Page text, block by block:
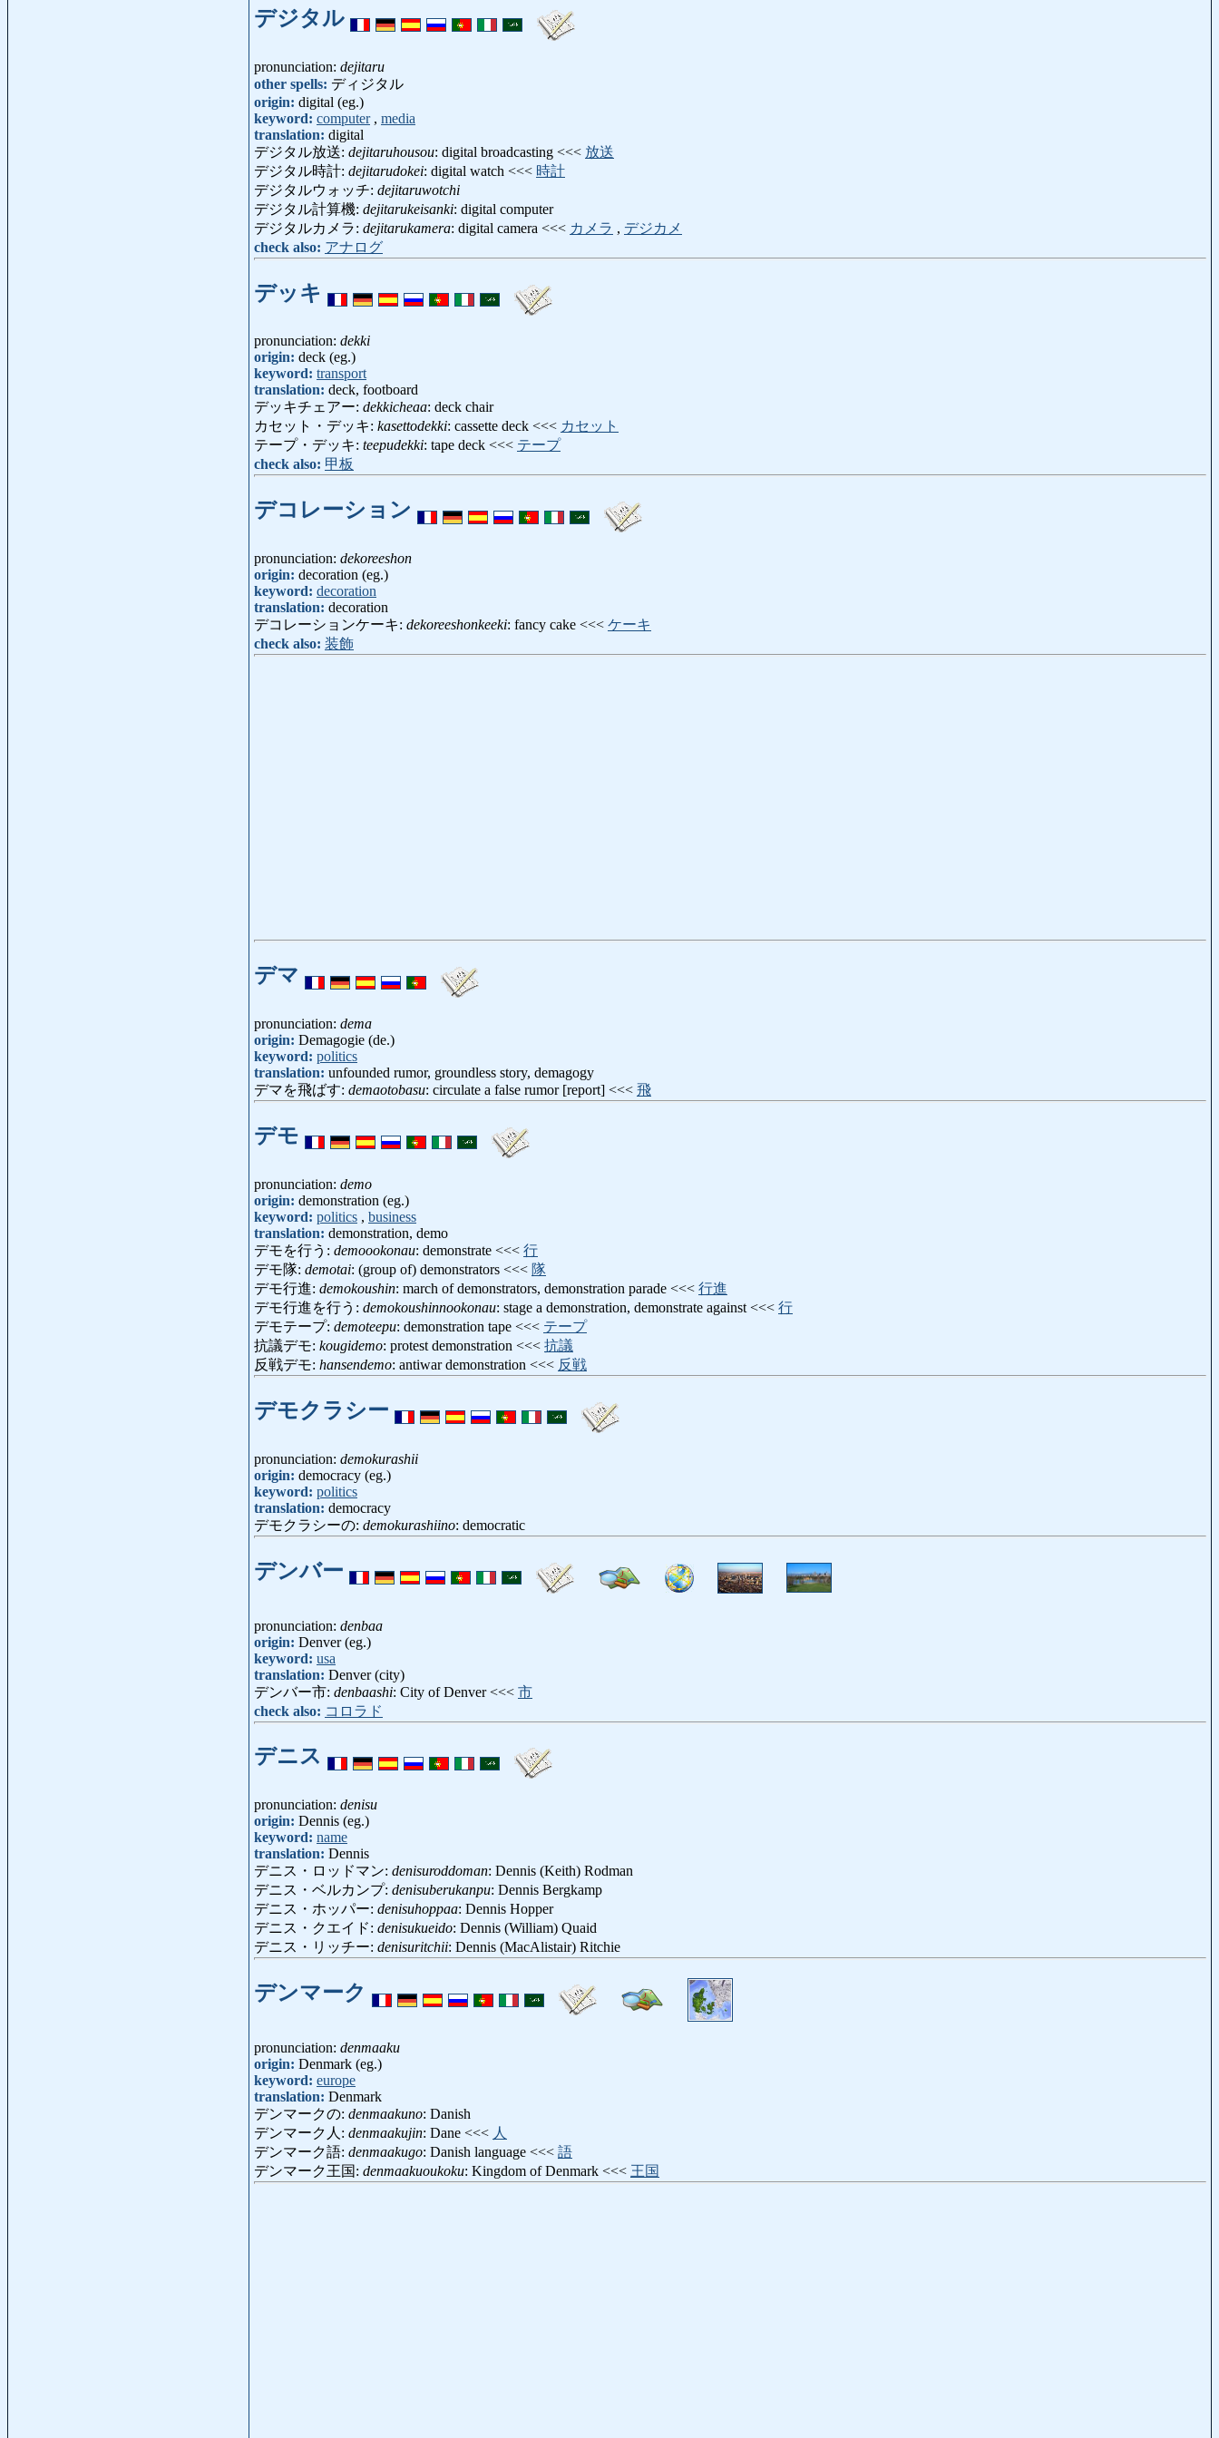
デジタル
pronunciation: dejitaru
other spells: ディジタル
origin: digital (eg.)
keyword: computer, media
translation: digital
デジタル放送: dejitaruhousou: digital broadcasting <<< 放送
デジタル時計: dejitarudokei: digital watch <<< 時計
デジタルウォッチ: dejitaruwotchi
デジタル計算機: dejitarukeisanki: digital computer
デジタルカメラ: dejitarukamera: digital camera <<< カメラ , デジカメ
check also: アナログ
デッキ
pronunciation: dekki
origin: deck (eg.)
keyword: transport
translation: deck, footboard
デッキチェアー: dekkicheaa: deck chair
カセット・デッキ: kasettodekki: cassette deck <<< カセット
テープ・デッキ: teepudekki: tape deck <<< テープ
check also: 甲板
デコレーション
pronunciation: dekoreeshon
origin: decoration (eg.)
keyword: decoration
translation: decoration
デコレーションケーキ: dekoreeshonkeeki: fancy cake <<< ケーキ
check also: 装飾
デマ
pronunciation: dema
origin: Demagogie (de.)
keyword: politics
translation: unfounded rumor, groundless story, demagogy
デマを飛ばす: demaotobasu: circulate a false rumor [report] <<< 飛
デモ
pronunciation: demo
origin: demonstration (eg.)
keyword: politics , business
translation: demonstration, demo
デモを行う: demoookonau: demonstrate <<< 行
デモ隊: demotai: (group of) demonstrators <<< 隊
デモ行進: demokoushin: march of demonstrators, demonstration parade <<< 行進
デモ行進を行う: demokoushinnookonau: stage a demonstration, demonstrate against <<< 行
デモテープ: demoteepu: demonstration tape <<< テープ
抗議デモ: kougidemo: protest demonstration <<< 抗議
反戦デモ: hansendemo: antiwar demonstration <<< 反戦
デモクラシー
pronunciation: demokurashii
origin: democracy (eg.)
keyword: politics
translation: democracy
デモクラシーの: demokurashiino: democratic
デンバー
pronunciation: denbaa
origin: Denver (eg.)
keyword: usa
translation: Denver (city)
デンバー市: denbaashi: City of Denver <<< 市
check also: コロラド
デニス
pronunciation: denisu
origin: Dennis (eg.)
keyword: name
translation: Dennis
デニス・ロッドマン: denisuroddoman: Dennis (Keith) Rodman
デニス・ベルカンプ: denisuberukanpu: Dennis Bergkamp
デニス・ホッパー: denisuhoppaa: Dennis Hopper
デニス・クエイド: denisukueido: Dennis (William) Quaid
デニス・リッチー: denisuritchii: Dennis (MacAlistair) Ritchie
デンマーク
pronunciation: denmaaku
origin: Denmark (eg.)
keyword: europe
translation: Denmark
デンマークの: denmaakuno: Danish
デンマーク人: denmaakujin: Dane <<< 人
デンマーク語: denmaakugo: Danish language <<< 語
デンマーク王国: denmaakuoukoku: Kingdom of Denmark <<< 王国